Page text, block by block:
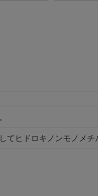
てヒドロキノンモノメチ